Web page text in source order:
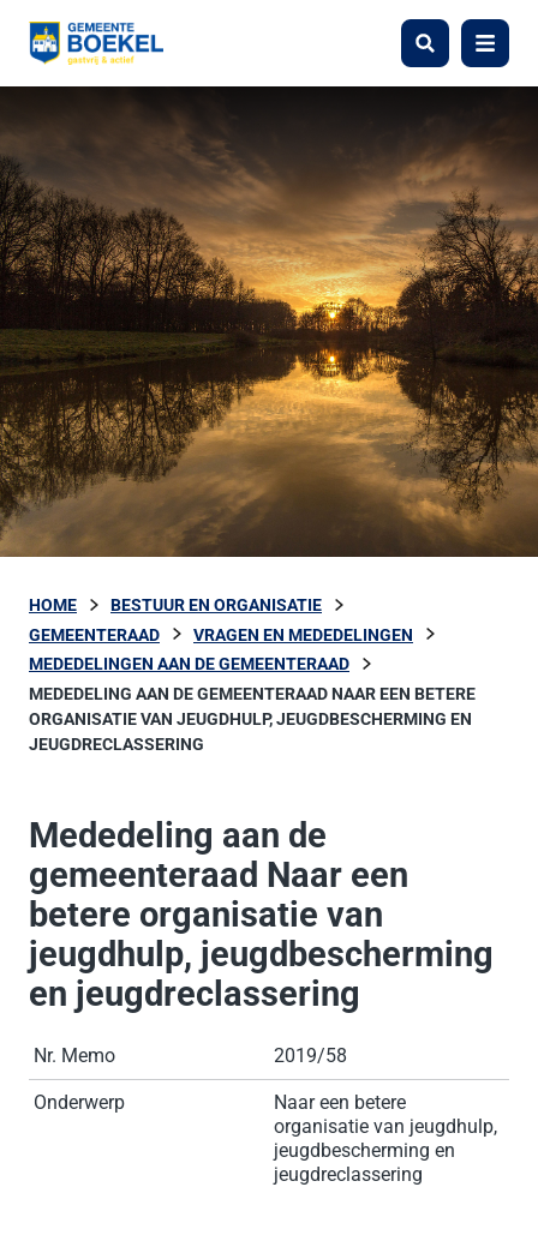
Zoeken Menu
HOME
BESTUUR EN ORGANISATIE
GEMEENTERAAD
VRAGEN EN MEDEDELINGEN
MEDEDELINGEN AAN DE GEMEENTERAAD
MEDEDELING AAN DE GEMEENTERAAD NAAR EEN BETERE
ORGANISATIE VAN JEUGDHULP, JEUGDBESCHERMING EN
JEUGDRECLASSERING
Mededeling aan de
gemeenteraad Naar een
betere organisatie van
jeugdhulp, jeugdbescherming
en jeugdreclassering
Nr. Memo 2019/58
Onderwerp
Naar een betere
organisatie van jeugdhulp,
jeugdbescherming en
jeugdreclassering